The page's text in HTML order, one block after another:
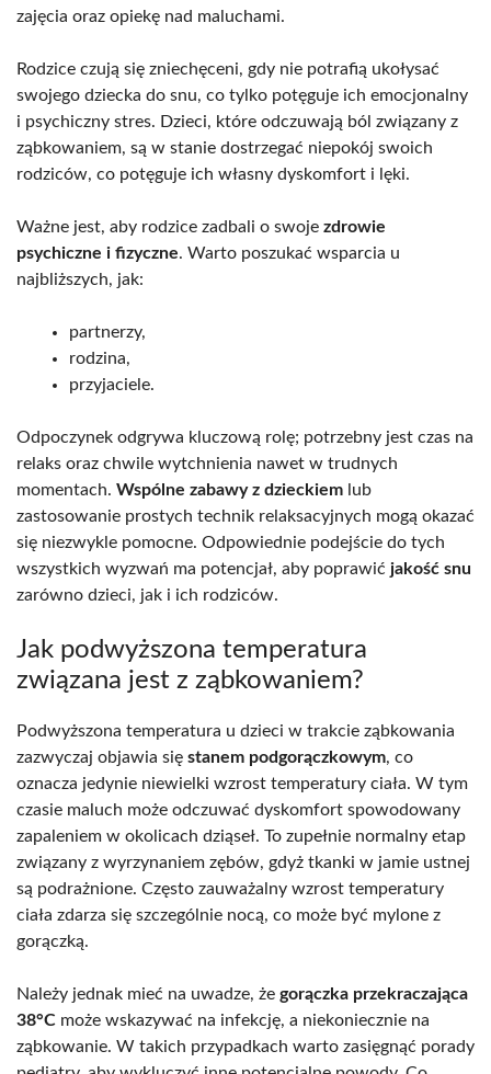
zajęcia oraz opiekę nad maluchami.
Rodzice czują się zniechęceni, gdy nie potrafią ukołysać
swojego dziecka do snu, co tylko potęguje ich emocjonalny
i psychiczny stres. Dzieci, które odczuwają ból związany z
ząbkowaniem, są w stanie dostrzegać niepokój swoich
rodziców, co potęguje ich własny dyskomfort i lęki.
Ważne jest, aby rodzice zadbali o swoje zdrowie
psychiczne i fizyczne. Warto poszukać wsparcia u
najbliższych, jak:
partnerzy,
rodzina,
przyjaciele.
Odpoczynek odgrywa kluczową rolę; potrzebny jest czas na
relaks oraz chwile wytchnienia nawet w trudnych
momentach. Wspólne zabawy z dzieckiem lub
zastosowanie prostych technik relaksacyjnych mogą okazać
się niezwykle pomocne. Odpowiednie podejście do tych
wszystkich wyzwań ma potencjał, aby poprawić jakość snu
zarówno dzieci, jak i ich rodziców.
Jak podwyższona temperatura
związana jest z ząbkowaniem?
Podwyższona temperatura u dzieci w trakcie ząbkowania
zazwyczaj objawia się stanem podgorączkowym, co
oznacza jedynie niewielki wzrost temperatury ciała. W tym
czasie maluch może odczuwać dyskomfort spowodowany
zapaleniem w okolicach dziąseł. To zupełnie normalny etap
związany z wyrzynaniem zębów, gdyż tkanki w jamie ustnej
są podrażnione. Często zauważalny wzrost temperatury
ciała zdarza się szczególnie nocą, co może być mylone z
gorączką.
Należy jednak mieć na uwadze, że gorączka przekraczająca
38°C może wskazywać na infekcję, a niekoniecznie na
ząbkowanie. W takich przypadkach warto zasięgnąć porady